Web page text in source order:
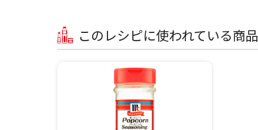
このレシピに使われている商品